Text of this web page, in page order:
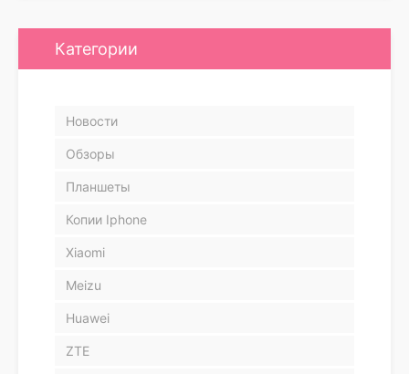
Категории
Новости
Обзоры
Планшеты
Копии Iphone
Xiaomi
Meizu
Huawei
ZTE